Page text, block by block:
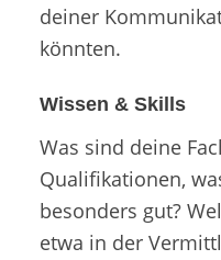
deiner
könnten.
Wissen & Skills
Was sind deine
Qualifikationen,
besonders gut?
etwa in der